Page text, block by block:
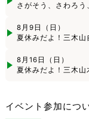
さがそう、さわろ
8月9日（日）
夏休みだよ！三木山
8月16日（日）
夏休みだよ！三木山
イベント参加につ